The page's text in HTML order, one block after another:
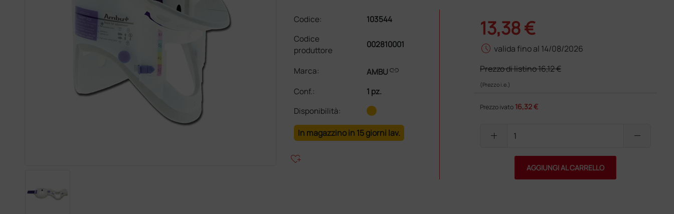
Codice:
103544
Codice
produttore
002810001
Marca: AMBUlink
Conf.:
1 pz.
Disponibilità:
In magazzino in 15 giorni lav.
heart_plus
13,38 €
schedule valida fino al 14/08/2026
Prezzo di listino16,12 €
(Prezzo i.e.)
Prezzo ivato 16,32 €
add remove
AGGIUNGI AL CARRELLO